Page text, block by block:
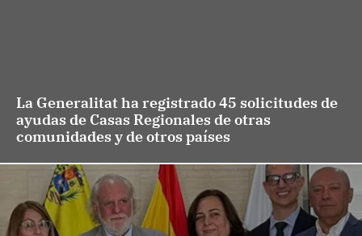
La Generalitat ha registrado 45 solicitudes de
ayudas de Casas Regionales de otras
comunidades y de otros países